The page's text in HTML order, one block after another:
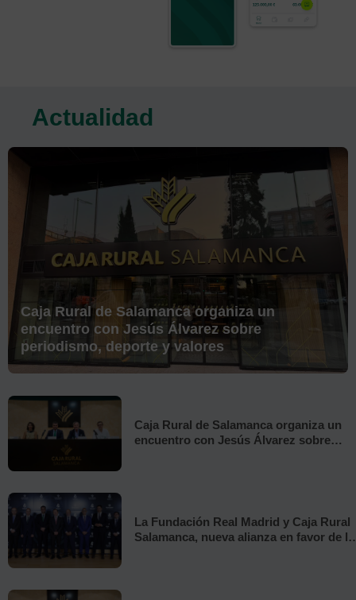
Actualidad
Este bloque de noticias sigue el siguiente orden de
Caja Rural de Salamanca organiza un
encuentro con Jesús Álvarez sobre
periodismo, deporte y valores
Caja Rural de Salamanca organiza un
encuentro con Jesús Álvarez sobre
La Fundación Real Madrid y Caja Rural
Salamanca, nueva alianza en favor de la